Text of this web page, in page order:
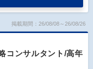
掲載期間：26/08/08～26/08/26
ンサルタント/高年